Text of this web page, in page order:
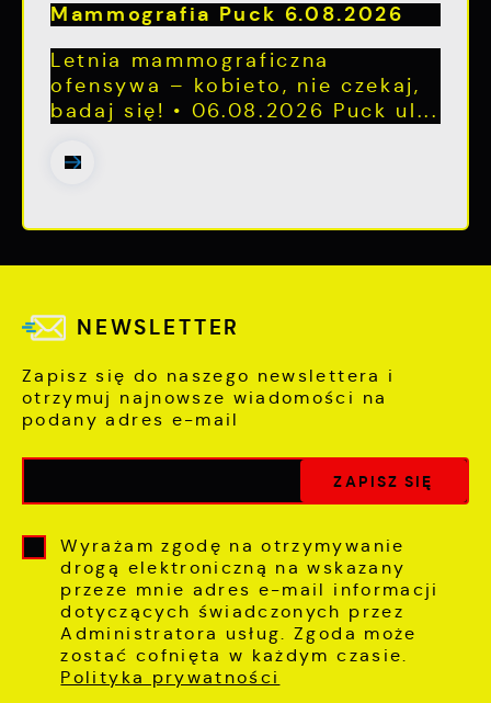
Mammografia Puck 6.08.2026
Letnia mammograficzna
ofensywa – kobieto, nie czekaj,
badaj się! • 06.08.2026 Puck ul...
NEWSLETTER
Zapisz się do naszego newslettera i
otrzymuj najnowsze wiadomości na
podany adres e-mail
Wyrażam zgodę na otrzymywanie
drogą elektroniczną na wskazany
przeze mnie adres e-mail informacji
dotyczących świadczonych przez
Administratora usług. Zgoda może
zostać cofnięta w każdym czasie.
Polityka prywatności